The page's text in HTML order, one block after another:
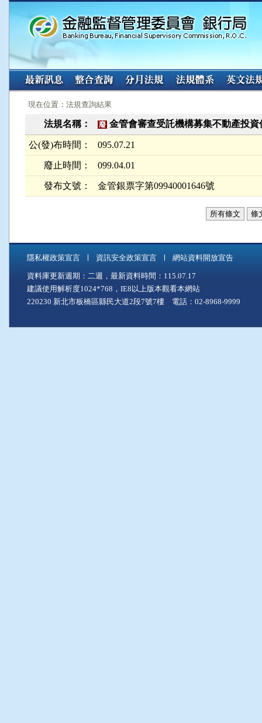
:::
現在位置：法規查詢結果
法規名稱： 廢 金管會審查受託機構募集不動產投
公(發)布時間： 095.07.21
廢止時間： 099.04.01
發布文號： 金管銀票字第09940001646號
所有條文 條
隱私權政策宣言 資訊安全政策宣言 網站資料開放宣告
資料庫更新週期：二週，最新資料時間：115.07.17
建議使用解析度1024*768，IE8以上版本觀看本網站
220230 新北市板橋區縣民大道2段7號7樓 電話：02-8968-9999